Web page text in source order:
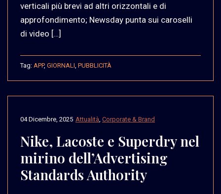
verticali più brevi ad altri orizzontali e di
approfondimento; Newsday punta sui caroselli
di video […]
Tag: APP, GIORNALI PUBBLICITÀ
Attualità Corporate & Brand
04 Dicembre, 2025
Nike, Lacoste e Superdry nel
mirino dell’Advertising
Standards Authority